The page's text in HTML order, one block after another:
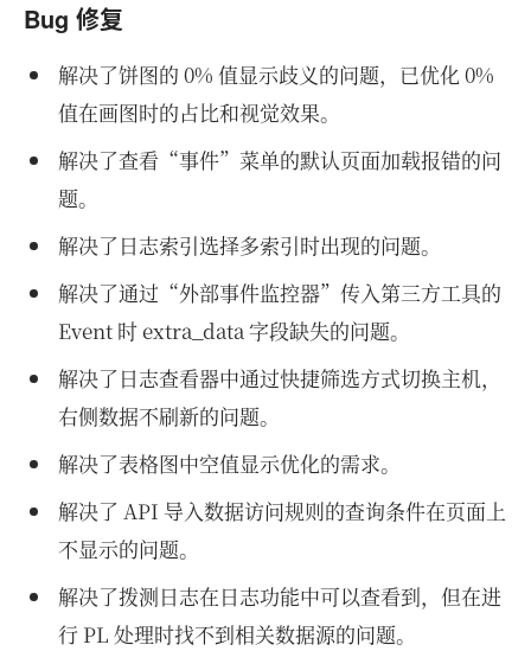
Bug 修复
解决了饼图的 0% 值显示歧义的问题，已优化 0%
值在画图时的占比和视觉效果。
解决了查看“事件”菜单的默认页面加载报错的问
题。
解决了日志索引选择多索引时出现的问题。
解决了通过“外部事件监控器”传入第三方工具的
Event 时 extra_data 字段缺失的问题。
解决了日志查看器中通过快捷筛选方式切换主机，
右侧数据不刷新的问题。
解决了表格图中空值显示优化的需求。
解决了 API 导入数据访问规则的查询条件在页面上
不显示的问题。
解决了拨测日志在日志功能中可以查看到，但在进
行 PL 处理时找不到相关数据源的问题。